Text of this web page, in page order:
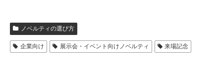
ノベルティの選び方
企業向け 展示会・イベント向けノベルティ 来場記念